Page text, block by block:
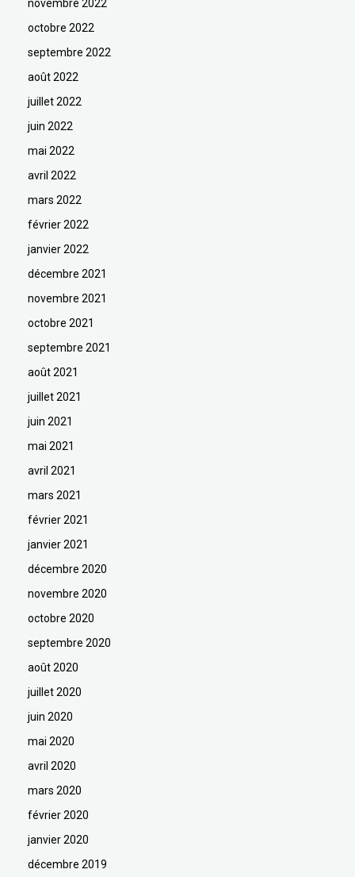
novembre 2022
octobre 2022
septembre 2022
août 2022
juillet 2022
juin 2022
mai 2022
avril 2022
mars 2022
février 2022
janvier 2022
décembre 2021
novembre 2021
octobre 2021
septembre 2021
août 2021
juillet 2021
juin 2021
mai 2021
avril 2021
mars 2021
février 2021
janvier 2021
décembre 2020
novembre 2020
octobre 2020
septembre 2020
août 2020
juillet 2020
juin 2020
mai 2020
avril 2020
mars 2020
février 2020
janvier 2020
décembre 2019